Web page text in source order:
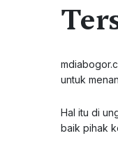
untuk
Hal itu di
baik pihak